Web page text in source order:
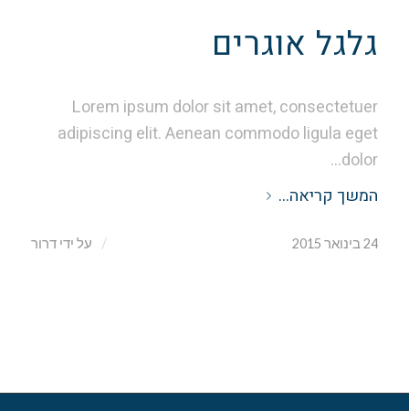
גלגל אוגרים
Lorem ipsum dolor sit amet, consectetuer
adipiscing elit. Aenean commodo ligula eget
dolor…
המשך קריאה…
24 בינואר 2015 / על ידידרור